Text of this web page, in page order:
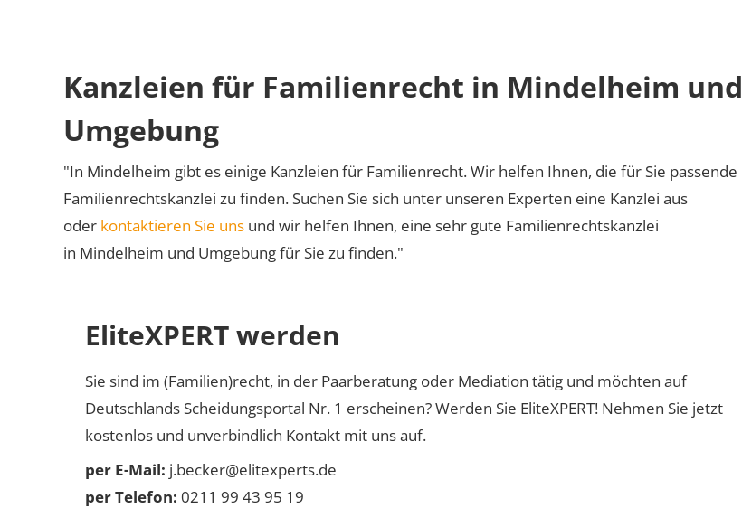
Kanzleien für Familienrecht in Mindelheim und
Umgebung
"In Mindelheim gibt es einige Kanzleien für Familienrecht. Wir helfen Ihnen, die für Sie passende
Familienrechtskanzlei zu finden. Suchen Sie sich unter unseren Experten eine Kanzlei aus
oder kontaktieren Sie uns und wir helfen Ihnen, eine sehr gute Familienrechtskanzlei
in Mindelheim und Umgebung für Sie zu finden."
EliteXPERT werden
Sie sind im (Familien)recht, in der Paarberatung oder Mediation tätig und möchten auf
Deutschlands Scheidungsportal Nr. 1 erscheinen? Werden Sie EliteXPERT! Nehmen Sie jetzt
kostenlos und unverbindlich Kontakt mit uns auf.
per E-Mail: j.becker@elitexperts.de
per Telefon: 0211 99 43 95 19